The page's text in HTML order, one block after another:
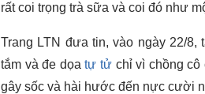
rất coi trọng trà sữa và coi đó như
Trang LTN đưa tin, vào ngày 22/
tắm và đe dọatự tử chỉ vì chồng cô
gây sốc và hài hước đến nực cười